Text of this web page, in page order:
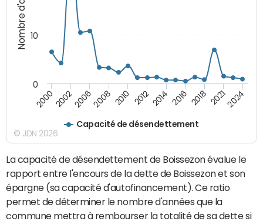
Capacité de désendettement
2000200220062008 2010 2012 2014 2016 2018 20212024
0
10
© JDN 2026
La capacité de désendettement de Boissezon évalue le
rapport entre l'encours de la dette de Boissezon et son
épargne (sa capacité d'autofinancement). Ce ratio
permet de déterminer le nombre d'années que la
commune mettra à rembourser la totalité de sa dette si